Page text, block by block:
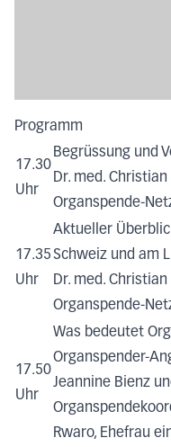
Programm
17.30
Uhr
Begrüssung und
Dr. med.
Organspende-
17.35
Uhr
Aktueller
Schweiz und am
Dr. med.
Organspende-
17.50
Uhr
Was bedeutet
Organspender-
Jeannine Bienz
Rwaro, Ehefrau